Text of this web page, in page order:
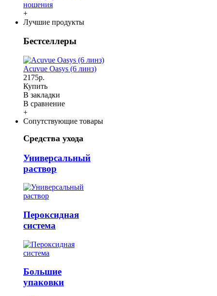
+
Лучшие продукты
Бестселлеры
Acuvue Oasys (6 линз)
2175р.
Купить
В закладки
В сравнение
+
Сопутствующие товары
Средства ухода
Универсальный
раствор
Пероксидная
система
Большие
упаковки